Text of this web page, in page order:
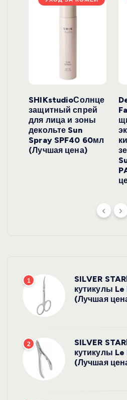
SHIKstudioСолнце
защитный спрей
для лица и зоны
декольте Sun
Spray SPF40 60мл
(Лучшая цена)
1
SILVER
кутикулы
(Лучшая
2
SILVER
кутикулы
(Лучшая